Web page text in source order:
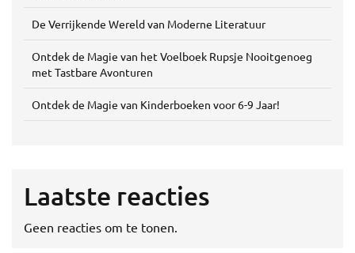
De Verrijkende Wereld van Moderne Literatuur
Ontdek de Magie van het Voelboek Rupsje Nooitgenoeg
met Tastbare Avonturen
Ontdek de Magie van Kinderboeken voor 6-9 Jaar!
Laatste reacties
Geen reacties om te tonen.